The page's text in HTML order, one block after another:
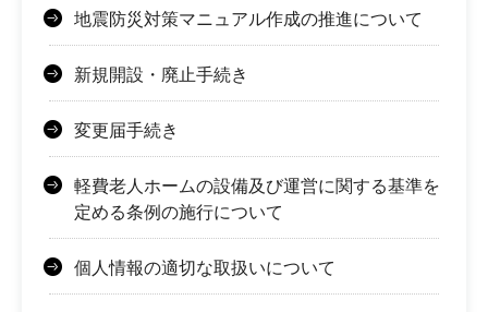
地震防災対策マニュアル作成の推進について
新規開設・廃止手続き
変更届手続き
軽費老人ホームの設備及び運営に関する基準を
定める条例の施行について
個人情報の適切な取扱いについて